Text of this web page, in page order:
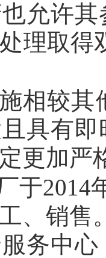
允许
理取得
相较其
具有
更加严
于2014
、销售
务中